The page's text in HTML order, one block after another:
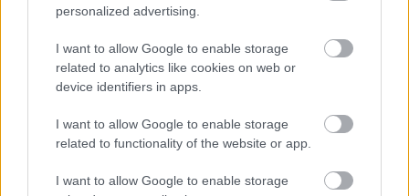
personalized advertising.
I want to allow Google to enable storage
related to analytics like cookies on web or
device identifiers in apps.
I want to allow Google to enable storage
related to functionality of the website or app.
I want to allow Google to enable storage
Az általatok leírtakból azt szűröm le, hogy a
palackozás során van gixer. De ez csak logikai
következtetés.
akov
@loading: Ezt nem osztom, marmint nem hibasak